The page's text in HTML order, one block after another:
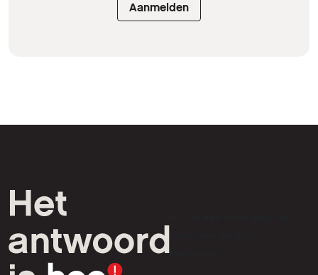
Aanmelden
liefhebbers.